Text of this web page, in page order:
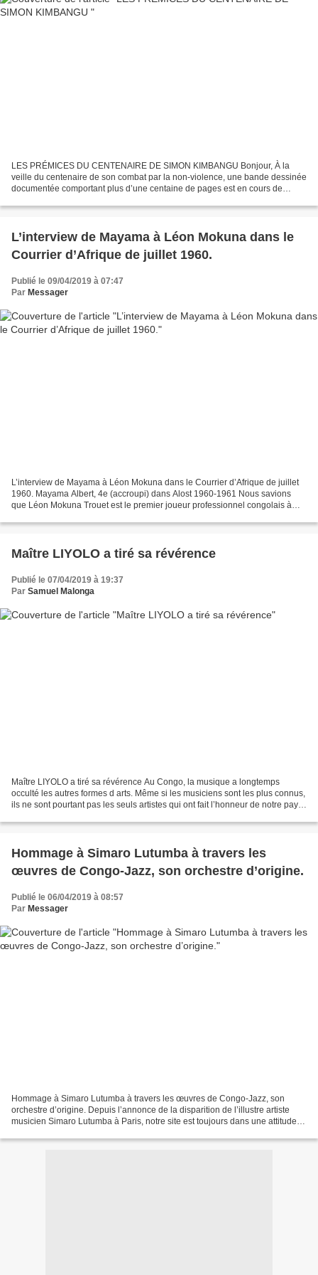
LES PRÉMICES DU CENTENAIRE DE SIMON KIMBANGU Bonjour, À la
veille du centenaire de son combat par la non-violence, une bande dessinée
documentée comportant plus d’une centaine de pages est en cours de
L’interview de Mayama à Léon Mokuna dans le
Courrier d’Afrique de juillet 1960.
Publié le 09/04/2019 à 07:47
Par Messager
L’interview de Mayama à Léon Mokuna dans le Courrier d’Afrique de juillet
1960. Mayama Albert, 4e (accroupi) dans Alost 1960-1961 Nous savions
que Léon Mokuna Trouet est le premier joueur professionnel congolais à
Maître LIYOLO a tiré sa révérence
Publié le 07/04/2019 à 19:37
Par Samuel Malonga
Maître LIYOLO a tiré sa révérence Au Congo, la musique a longtemps
occulté les autres formes d arts. Même si les musiciens sont les plus connus,
ils ne sont pourtant pas les seuls artistes qui ont fait l’honneur de notre pays.
Hommage à Simaro Lutumba à travers les
œuvres de Congo-Jazz, son orchestre d’origine.
Publié le 06/04/2019 à 08:57
Par Messager
Hommage à Simaro Lutumba à travers les œuvres de Congo-Jazz, son
orchestre d’origine. Depuis l’annonce de la disparition de l’illustre artiste
musicien Simaro Lutumba à Paris, notre site est toujours dans une attitude